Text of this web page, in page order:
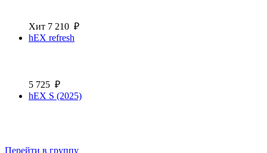
Хит 7 210 ₽
hEX refresh
5 725 ₽
hEX S (2025)
Перейти в группу